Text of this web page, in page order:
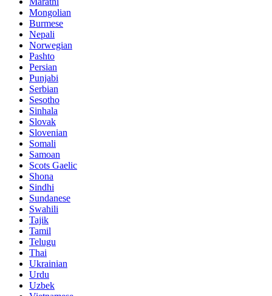
Mongolian
Burmese
Nepali
Norwegian
Pashto
Persian
Punjabi
Serbian
Sesotho
Sinhala
Slovak
Slovenian
Somali
Samoan
Scots Gaelic
Shona
Sindhi
Sundanese
Swahili
Tajik
Tamil
Telugu
Thai
Ukrainian
Urdu
Uzbek